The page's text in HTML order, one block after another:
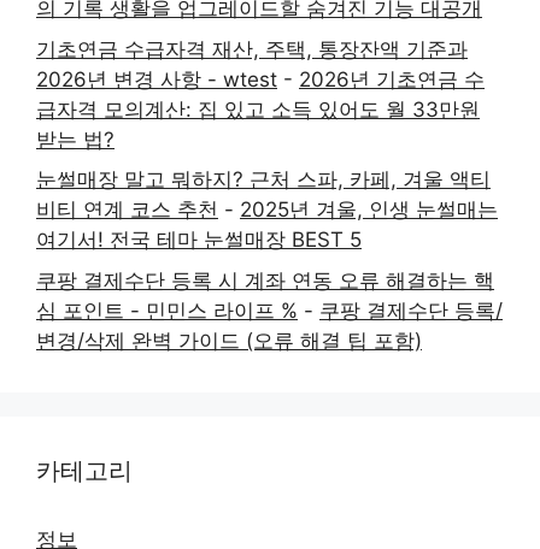
의 기록 생활을 업그레이드할 숨겨진 기능 대공개
기초연금 수급자격 재산, 주택, 통장잔액 기준과
2026년 변경 사항 - wtest - 2026년 기초연금 수
급자격 모의계산: 집 있고 소득 있어도 월 33만원
받는 법?
눈썰매장 말고 뭐하지? 근처 스파, 카페, 겨울 액티
비티 연계 코스 추천 - 2025년 겨울, 인생 눈썰매는
여기서! 전국 테마 눈썰매장 BEST 5
쿠팡 결제수단 등록 시 계좌 연동 오류 해결하는 핵
심 포인트 - 민민스 라이프 % - 쿠팡 결제수단 등록/
변경/삭제 완벽 가이드 (오류 해결 팁 포함)
카테고리
정보